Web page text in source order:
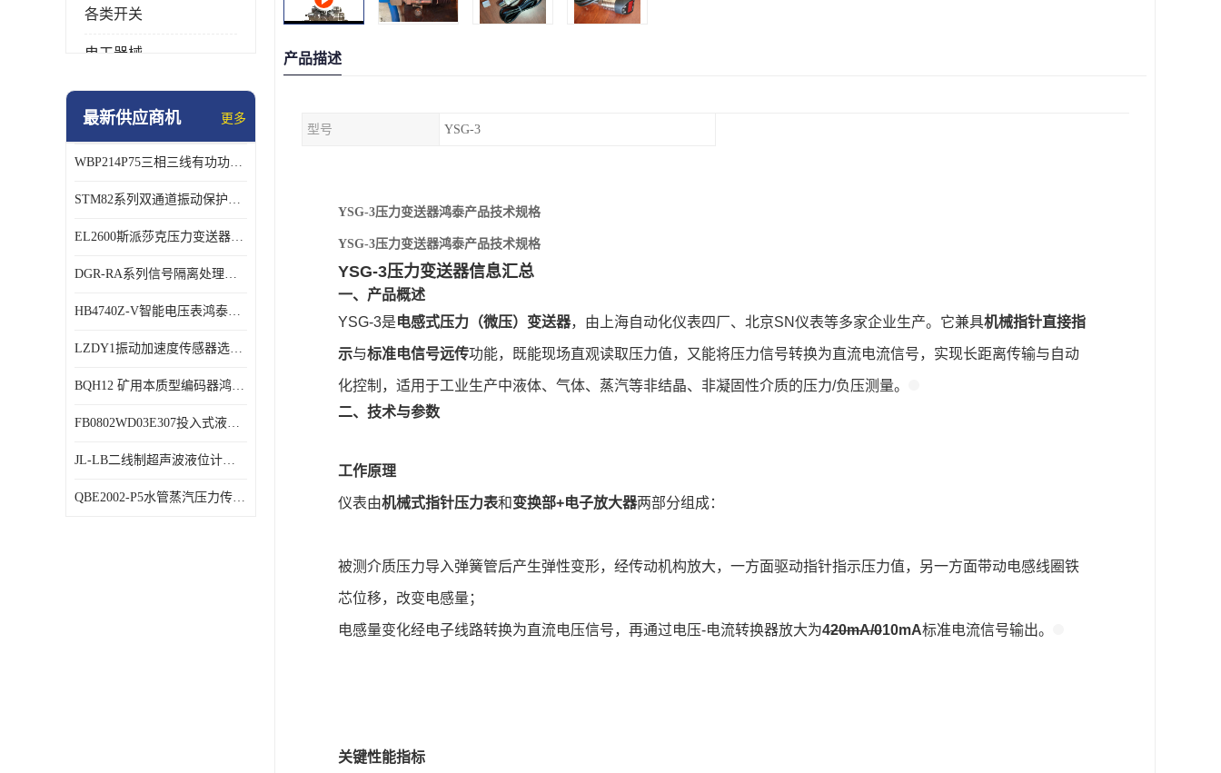
各类开关
电工器械
模块化产品
特殊用处传感器
特殊用途变送器
最新供应商机 更多
WBP214P75三相三线有功功率传感器鸿泰顺达产品稳定性好
STM82系列双通道振动保护表鸿泰产品技术规格
EL2600斯派莎克压力变送器技术规格
DGR-RA系列信号隔离处理器鸿泰产品技术规格
HB4740Z-V智能电压表鸿泰产品外形美观大方
LZDY1振动加速度传感器选型资料
BQH12 矿用本质型编码器鸿泰产品实物展示
FB0802WD03E307投入式液位计鸿泰产品选型参数
JL-LB二线制超声波液位计鸿泰产品外形美观大方
QBE2002-P5水管蒸汽压力传感器西门子产品技术规格
产品描述
型号 YSG-3
YSG-3压力变送器鸿泰产品技术规格
YSG-3压力变送器鸿泰产品技术规格
YSG-3压力变送器信息汇总
一、产品概述
YSG-3是电感式压力（微压）变送器，由上海自动化仪表四厂、北京SN仪表等多家企业生产。它兼具机械指针直接指
示与标准电信号远传功能，既能现场直观读取压力值，又能将压力信号转换为直流电流信号，实现长距离传输与自动
化控制，适用于工业生产中液体、气体、蒸汽等非结晶、非凝固性介质的压力/负压测量。
二、技术与参数
工作原理
仪表由机械式指针压力表和变换部+电子放大器两部分组成：
被测介质压力导入弹簧管后产生弹性变形，经传动机构放大，一方面驱动指针指示压力值，另一方面带动电感线圈铁
芯位移，改变电感量；
电感量变化经电子线路转换为直流电压信号，再通过电压-电流转换器放大为420mA/010mA标准电流信号输出。
关键性能指标